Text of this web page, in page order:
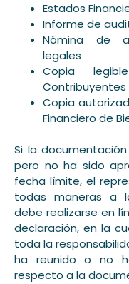
Estados
Informe de
Nómina de
legales
Copia
Copia
Financiero de
Si la
pero no ha sido
fecha límite, el
todas maneras a
debe realizarse en
declaración, en la
toda la
ha reunido o no
respecto a la